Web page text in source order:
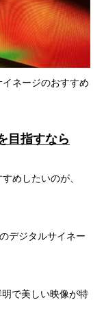
ネージのおすすめ
目指すなら
めしたいのが、
デジタルサイネー
で美しい映像が特